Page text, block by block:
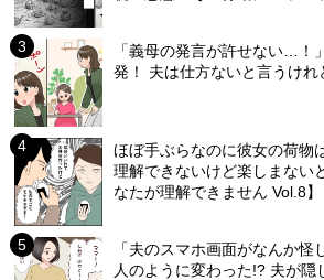
「義母の発言が許せない…！
発！ 夫は仕方ないと言うけれ
ほぼ手ぶらなのに彼女の荷物
理解できないけど楽しまない
なたが理解できません Vol.8】
「夫のスマホ画面がなんか
人のように変わった!? 夫が隠